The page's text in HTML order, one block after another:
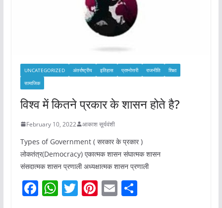
UNCATEGORIZED अंतर्राष्ट्रीय इतिहास प्रश्नोत्तरी राजनीति
शिक्षा
सामाजिक
विश्व में कितने प्रकार के शासन होते है?
February 10, 2022 आकाश सूर्यवंशी
Types of Government ( सरकार के प्रकार )
लोकतंत्र(Democracy) एकात्मक शासन संघात्मक शासन
संसदात्मक शासन प्रणाली अध्यक्षात्मक शासन प्रणाली
F W T Pi E S